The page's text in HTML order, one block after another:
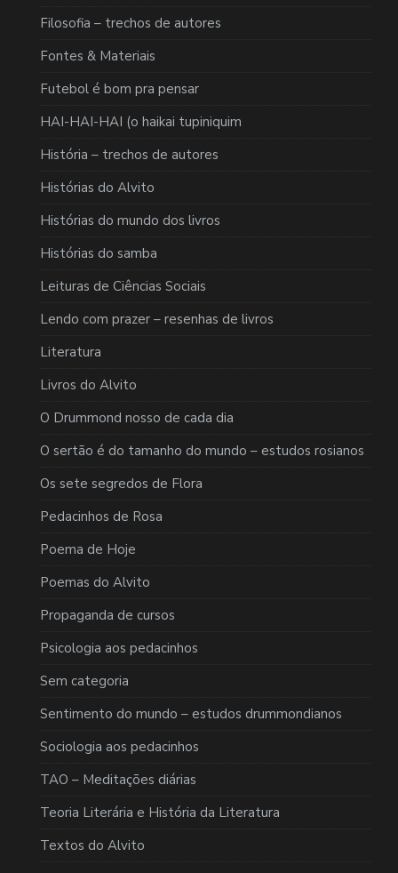
Filosofia – trechos de autores
Fontes & Materiais
Futebol é bom pra pensar
HAI-HAI-HAI (o haikai tupiniquim
História – trechos de autores
Histórias do Alvito
Histórias do mundo dos livros
Histórias do samba
Leituras de Ciências Sociais
Lendo com prazer – resenhas de livros
Literatura
Livros do Alvito
O Drummond nosso de cada dia
O sertão é do tamanho do mundo – estudos rosianos
Os sete segredos de Flora
Pedacinhos de Rosa
Poema de Hoje
Poemas do Alvito
Propaganda de cursos
Psicologia aos pedacinhos
Sem categoria
Sentimento do mundo – estudos drummondianos
Sociologia aos pedacinhos
TAO – Meditações diárias
Teoria Literária e História da Literatura
Textos do Alvito